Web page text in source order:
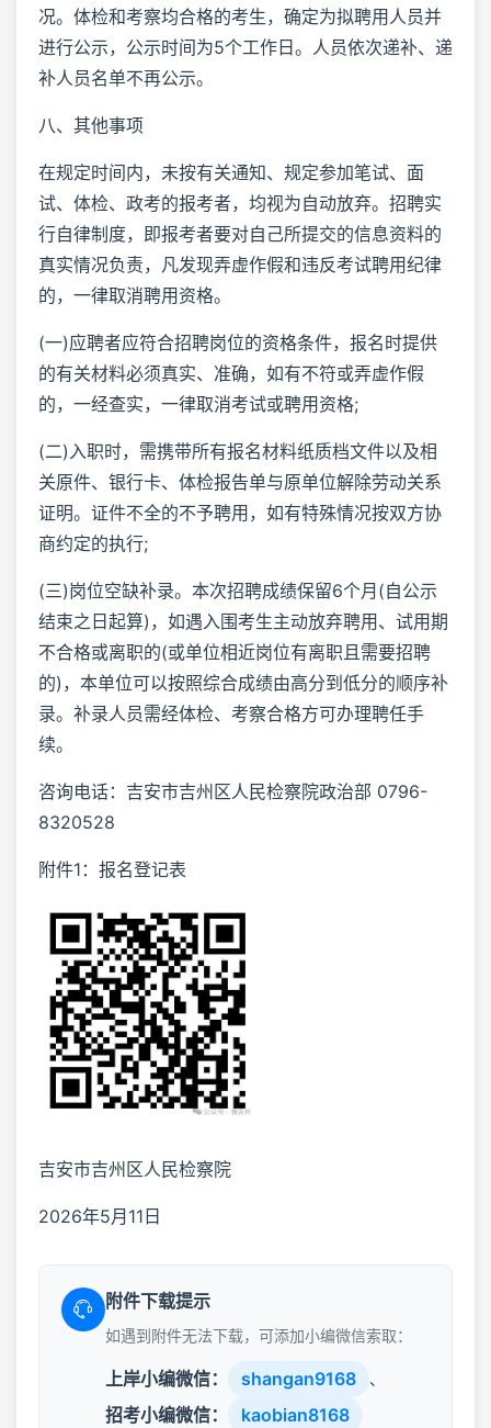
况。体检和考察均合格的考生，确定为拟聘用人员并
进行公示，公示时间为5个工作日。人员依次递补、递
补人员名单不再公示。
八、其他事项
在规定时间内，未按有关通知、规定参加笔试、面
试、体检、政考的报考者，均视为自动放弃。招聘实
行自律制度，即报考者要对自己所提交的信息资料的
真实情况负责，凡发现弄虚作假和违反考试聘用纪律
的，一律取消聘用资格。
(一)应聘者应符合招聘岗位的资格条件，报名时提供
的有关材料必须真实、准确，如有不符或弄虚作假
的，一经查实，一律取消考试或聘用资格;
(二)入职时，需携带所有报名材料纸质档文件以及相
关原件、银行卡、体检报告单与原单位解除劳动关系
证明。证件不全的不予聘用，如有特殊情况按双方协
商约定的执行;
(三)岗位空缺补录。本次招聘成绩保留6个月(自公示
结束之日起算)，如遇入围考生主动放弃聘用、试用期
不合格或离职的(或单位相近岗位有离职且需要招聘
的)，本单位可以按照综合成绩由高分到低分的顺序补
录。补录人员需经体检、考察合格方可办理聘任手
续。
咨询电话：吉安市吉州区人民检察院政治部 0796-
8320528
附件1：报名登记表
吉安市吉州区人民检察院
2026年5月11日
附件下载提示
如遇到附件无法下载，可添加小编微信索取：
上岸小编微信： shangan9168 、
招考小编微信： kaobian8168